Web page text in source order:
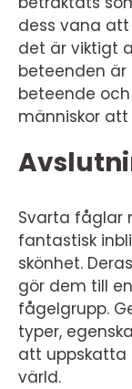
dess vana
det är viktigt
beteenden
beteende
människor
Svarta fåglar
fantastisk
skönhet.
gör dem till
fågelgrupp.
typer,
att uppskatta
värld.